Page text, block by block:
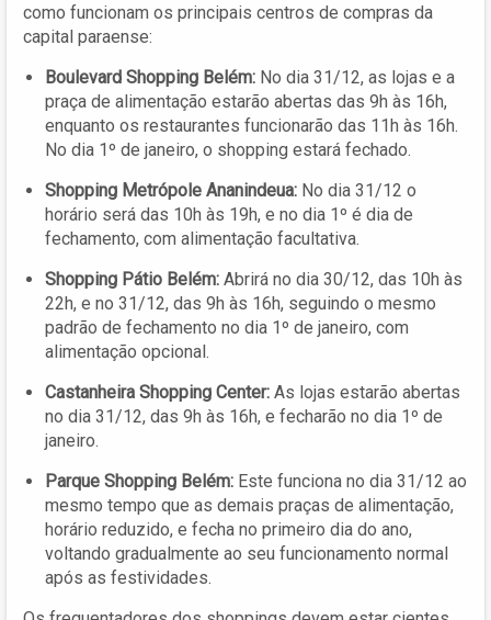
como funcionam os principais centros de compras da
capital paraense:
Boulevard Shopping Belém: No dia 31/12, as lojas e a
praça de alimentação estarão abertas das 9h às 16h,
enquanto os restaurantes funcionarão das 11h às 16h.
No dia 1º de janeiro, o shopping estará fechado.
Shopping Metrópole Ananindeua: No dia 31/12 o
horário será das 10h às 19h, e no dia 1º é dia de
fechamento, com alimentação facultativa.
Shopping Pátio Belém: Abrirá no dia 30/12, das 10h às
22h, e no 31/12, das 9h às 16h, seguindo o mesmo
padrão de fechamento no dia 1º de janeiro, com
alimentação opcional.
Castanheira Shopping Center: As lojas estarão abertas
no dia 31/12, das 9h às 16h, e fecharão no dia 1º de
janeiro.
Parque Shopping Belém: Este funciona no dia 31/12 ao
mesmo tempo que as demais praças de alimentação,
horário reduzido, e fecha no primeiro dia do ano,
voltando gradualmente ao seu funcionamento normal
após as festividades.